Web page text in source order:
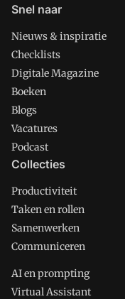
Snel naar
Nieuws & inspiratie
Checklists
Digitale Magazine
Boeken
Blogs
Vacatures
Podcast
Collecties
Productiviteit
Taken en rollen
Samenwerken
Communiceren
AI en prompting
Virtual Assistant